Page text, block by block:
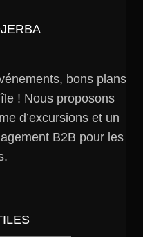
bons plans
! Nous proposons
d’excursions et un
B2B pour les